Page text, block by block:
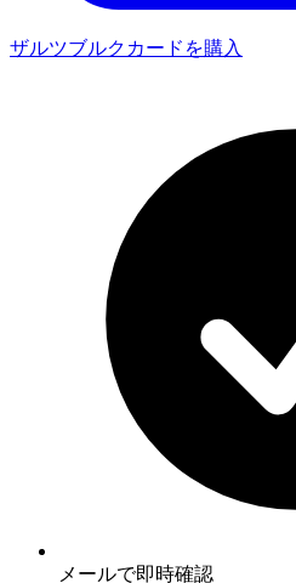
ザルツブルクカードを購入
メールで即時確認